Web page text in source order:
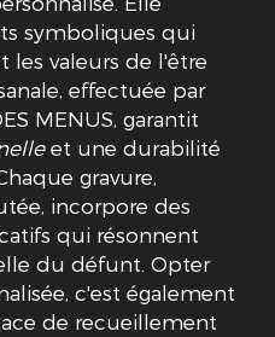
symboliques qui
les valeurs de l'être
effectuée par
MENUS, garantit
et une durabilité
gravure,
incorpore des
qui résonnent
du défunt. Opter
c'est également
de recueillement